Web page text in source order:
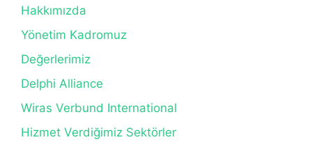
Hakkımızda
Yönetim Kadromuz
Değerlerimiz
Delphi Alliance
Wiras Verbund International
Hizmet Verdiğimiz Sektörler